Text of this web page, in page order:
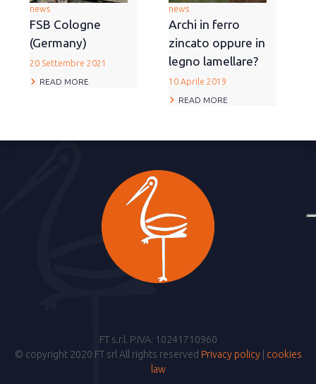
news
FSB Cologne
(Germany)
20 Settembre 2021
READ MORE
news
Archi in ferro
zincato oppure in
legno lamellare?
10 Aprile 2019
READ MORE
FT s.r.l. P.IVA: 10241710960
© copyright 2020 FT srl All rights reserved Privacy policy| cookies
law